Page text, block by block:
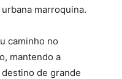
marroquina.
caminho no
mantendo a
de grande